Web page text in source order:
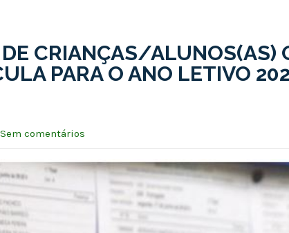
CRIANÇAS/ALUNOS(AS)
PARA O ANO LETIVO
Sem comentários